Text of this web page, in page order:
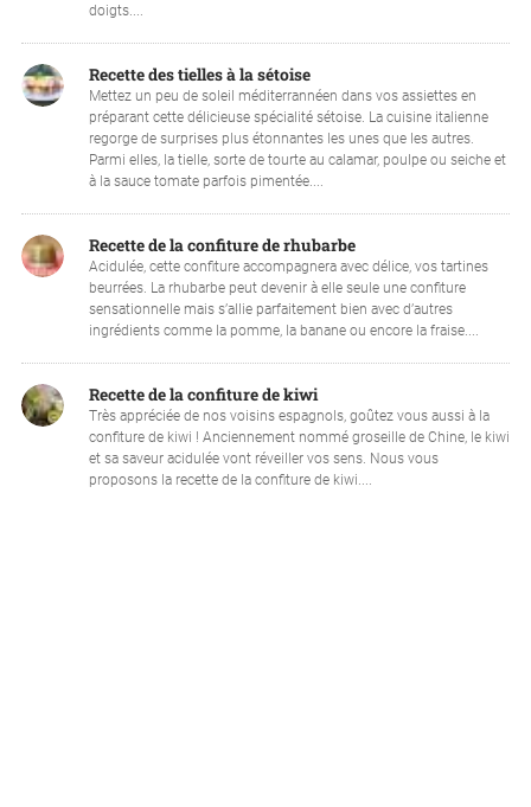
doigts....
Recette des tielles à la sétoise
Mettez un peu de soleil méditerrannéen dans vos assiettes en
préparant cette délicieuse spécialité sétoise. La cuisine italienne
regorge de surprises plus étonnantes les unes que les autres.
Parmi elles, la tielle, sorte de tourte au calamar, poulpe ou seiche et
à la sauce tomate parfois pimentée....
Recette de la confiture de rhubarbe
Acidulée, cette confiture accompagnera avec délice, vos tartines
beurrées. La rhubarbe peut devenir à elle seule une confiture
sensationnelle mais s’allie parfaitement bien avec d’autres
ingrédients comme la pomme, la banane ou encore la fraise....
Recette de la confiture de kiwi
Très appréciée de nos voisins espagnols, goûtez vous aussi à la
confiture de kiwi ! Anciennement nommé groseille de Chine, le kiwi
et sa saveur acidulée vont réveiller vos sens. Nous vous
proposons la recette de la confiture de kiwi....